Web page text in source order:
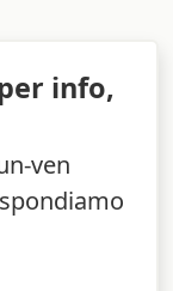
info,
ven